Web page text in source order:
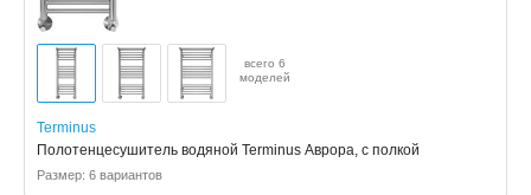
всего 6
моделей
Terminus
Полотенцесушитель водяной Terminus Аврора, с полкой
Размер: 6 вариантов